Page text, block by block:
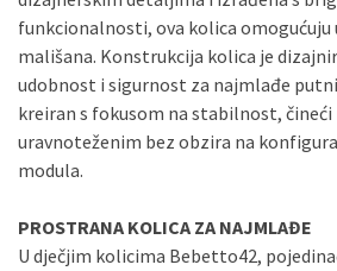
funkcionalnosti, ova kolica omogućuju
mališana. Konstrukcija kolica je
udobnost i sigurnost za najmlađe
kreiran s fokusom na stabilnost, čineći
uravnoteženim bez obzira na
modula.
PROSTRANA KOLICA ZA NAJMLAĐE
U dječjim kolicima Bebetto42,